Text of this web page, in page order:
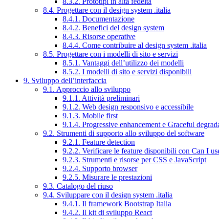
8.4. Progettare con il design system .italia
8.4.1. Documentazione
8.4.2. Benefici del design system
8.4.3. Risorse operative
8.4.4. Come contribuire al design system .italia
8.5. Progettare con i modelli di sito e servizi
8.5.1. Vantaggi dell’utilizzo dei modelli
8.5.2. I modelli di sito e servizi disponibili
9. Sviluppo dell’interfaccia
9.1. Approccio allo sviluppo
9.1.1. Attività preliminari
9.1.2. Web design responsivo e accessibile
9.1.3. Mobile first
9.1.4. Progressive enhancement e Graceful
9.2. Strumenti di supporto allo sviluppo del software
9.2.1. Feature detection
9.2.2. Verificare le feature disponibili con Can I
9.2.3. Strumenti e risorse per CSS e JavaScript
9.2.4. Supporto browser
9.2.5. Misurare le prestazioni
9.3. Catalogo del riuso
9.4. Sviluppare con il design system .italia
9.4.1. Il framework Bootstrap Italia
9.4.2. Il kit di sviluppo React